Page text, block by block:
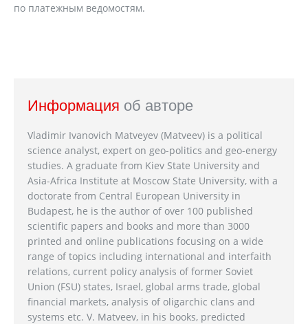
по платежным ведомостям.
Информация об авторе
Vladimir Ivanovich Matveyev (Matveev) is a political
science analyst, expert on geo-politics and geo-energy
studies. A graduate from Kiev State University and
Asia-Africa Institute at Moscow State University, with a
doctorate from Central European University in
Budapest, he is the author of over 100 published
scientific papers and books and more than 3000
printed and online publications focusing on a wide
range of topics including international and interfaith
relations, current policy analysis of former Soviet
Union (FSU) states, Israel, global arms trade, global
financial markets, analysis of oligarchic clans and
systems etc. V. Matveev, in his books, predicted